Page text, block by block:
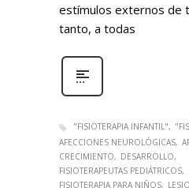
estímulos externos de
tanto, a todas
"FISIOTERAPIA INFANTIL"
AFECCIONES NEUROLÓGICAS
CRECIMIENTO
DESARROLLO
FISIOTERAPEUTAS PEDIÁTRICOS
FISIOTERAPIA PARA NIÑOS